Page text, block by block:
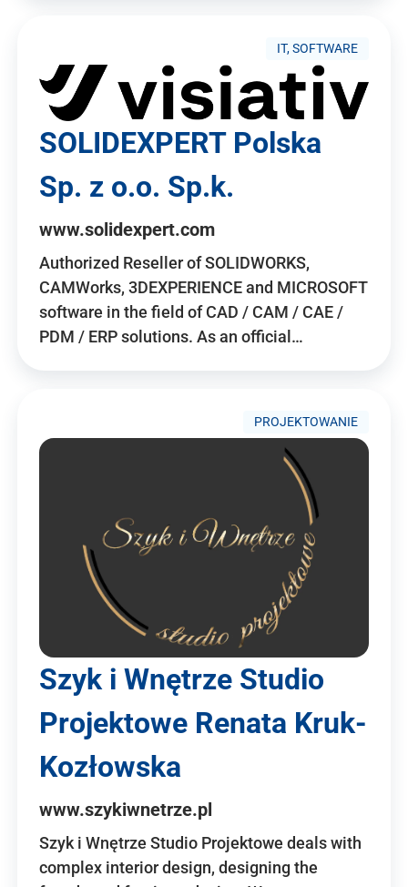
IT, SOFTWARE
SOLIDEXPERT Polska
Sp. z o.o. Sp.k.
www.solidexpert.com
Authorized Reseller of SOLIDWORKS,
CAMWorks, 3DEXPERIENCE and MICROSOFT
software in the field of CAD / CAM / CAE /
PDM / ERP solutions. As an official…
PROJEKTOWANIE
Szyk i Wnętrze Studio
Projektowe Renata Kruk-
Kozłowska
www.szykiwnetrze.pl
Szyk i Wnętrze Studio Projektowe deals with
complex interior design, designing the